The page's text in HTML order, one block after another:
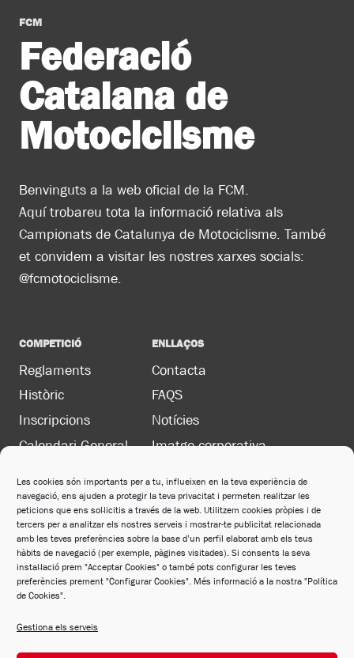
Les cookies són importants per a tu, influeixen en la teva experiència de
navegació, ens ajuden a protegir la teva privacitat i permeten realitzar les
peticions que ens sol·licitis a través de la web. Utilitzem cookies pròpies i de
tercers per a analitzar els nostres serveis i mostrar-te publicitat relacionada
amb les teves preferències sobre la base d’un perfil elaborat amb els teus
hàbits de navegació (per exemple, pàgines visitades). Si consents la seva
instal·lació prem "Acceptar Cookies" o també pots configurar les teves
preferències prement "Configurar Cookies". Més informació a la nostra "Política
de Cookies".
Gestiona els serveis
FCM
Federació
Catalana de
Motociclisme
Benvinguts a la web oficial de la FCM.
Aquí trobareu tota la informació relativa als
Campionats de Catalunya de Motociclisme. També
et convidem a visitar les nostres xarxes socials:
@fcmotociclisme.
COMPETICIÓ
Reglaments
Històric
Inscripcions
Calendari General
ENLLAÇOS
Contacta
FAQS
Notícies
Imatge corporativa
LEGAL
Política de privacitat
Política de cookies
Avís legal
Política de xarxes socials